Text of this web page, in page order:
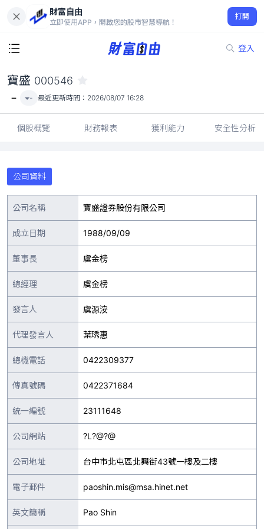
財富自由
立即使用APP，開啟您的股市智慧導航！
打開
登入
-
寶盛 000546
- - 最近更新時間： 2026/08/07 16:28
個股概覽 財務報表 獲利能力 安全性分析
公司資料
公司名稱 寶盛證券股份有限公司
成立日期 1988/09/09
董事長 虞金榜
總經理 虞金榜
發言人 虞源洝
代理發言人 葉琇惠
總機電話 0422309377
傳真號碼 0422371684
統一編號 23111648
公司網站 ?L?@?@
公司地址 台中市北屯區北興街43號一樓及二樓
電子郵件 paoshin.mis@msa.hinet.net
英文簡稱 Pao Shin